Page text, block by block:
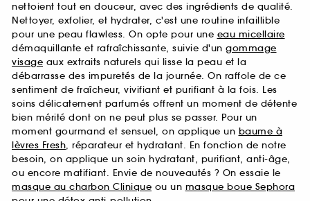
nettoient tout en douceur, avec des ingrédients de qualité.
Nettoyer, exfolier, et hydrater, c'est une routine infaillible
pour une peau flawless. On opte pour une eau micellaire
démaquillante et rafraîchissante, suivie d'un gommage
visage aux extraits naturels qui lisse la peau et la
débarrasse des impuretés de la journée. On raffole de ce
sentiment de fraîcheur, vivifiant et purifiant à la fois. Les
soins délicatement parfumés offrent un moment de détente
bien mérité dont on ne peut plus se passer. Pour un
moment gourmand et sensuel, on applique un baume à
lèvres Fresh, réparateur et hydratant. En fonction de notre
besoin, on applique un soin hydratant, purifiant, anti-âge,
ou encore matifiant. Envie de nouveautés ? On essaie le
masque au charbon Clinique ou un masque boue Sephora